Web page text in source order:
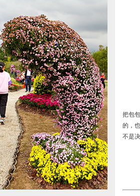
把包
的，
不是